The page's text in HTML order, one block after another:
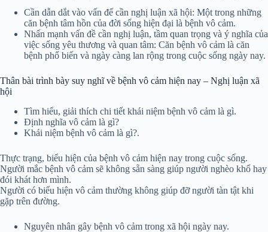
Cần dẫn dắt vào vấn đế cần nghị luận xã hội: Một trong những
căn bệnh tâm hồn của đời sống hiện đại là bệnh vô cảm.
Nhấn mạnh vấn đề cần nghị luận, tầm quan trọng và ý nghĩa của
việc sống yêu thương và quan tâm: Căn bệnh vô cảm là căn
bệnh phổ biến và ngày càng lan rộng trong cuộc sống ngày nay.
Thân bài trình bày suy nghĩ về bệnh vô cảm hiện nay – Nghị luận xã
hội
Tìm hiểu, giải thích chi tiết khái niệm bệnh vô cảm là gì.
Định nghĩa vô cảm là gì?
Khái niệm bệnh vô cảm là gì?.
Thực trạng, biểu hiện của bệnh vô cảm hiện nay trong cuộc sống.
Người mắc bệnh vô cảm sẽ không sẵn sàng giúp người nghèo khổ hay
đói khát hơn mình.
Người có biểu hiện vô cảm thường không giúp đỡ người tàn tật khi
gặp trên đường.
Nguyên nhân gây bệnh vô cảm trong xã hội ngày nay.